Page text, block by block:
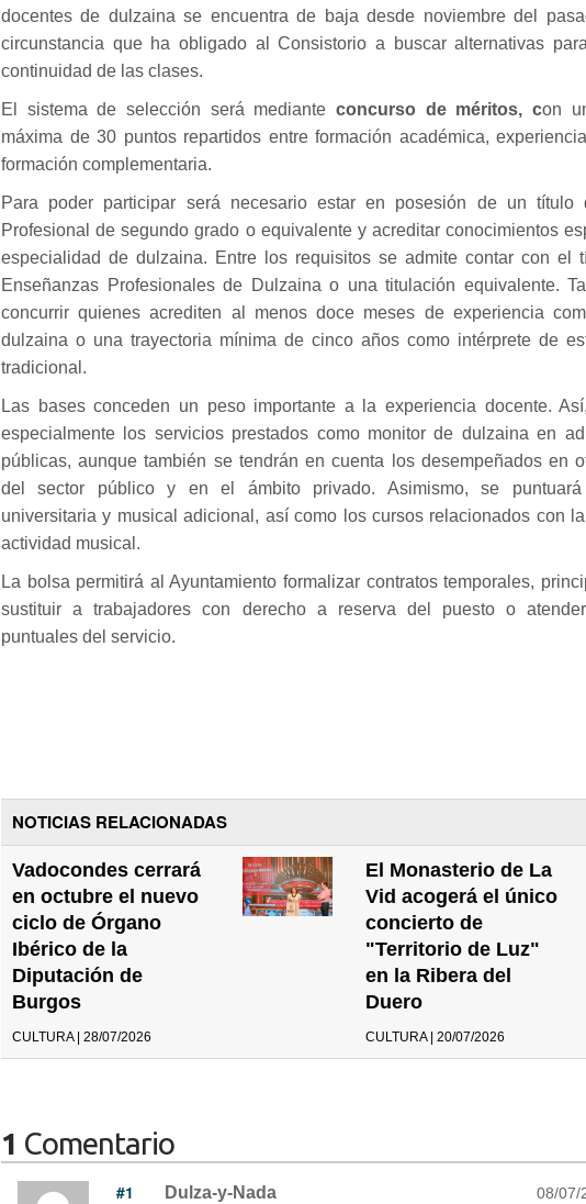
docentes de dulzaina se encuentra de baja desde noviembre del
circunstancia que ha obligado al Consistorio a buscar alternativas
continuidad de las clases.
El sistema de selección será medianteconcurso de méritos, con
máxima de 30 puntos repartidos entre formación académica,
formación complementaria.
Para poder participar será necesario estar en posesión de un título
Profesional de segundo grado o equivalente y acreditar conocimientos
especialidad de dulzaina. Entre los requisitos se admite contar con el
Enseñanzas Profesionales de Dulzaina o una titulación equivalente.
concurrir quienes acrediten al menos doce meses de experiencia
dulzaina o una trayectoria mínima de cinco años como intérprete de
tradicional.
Las bases conceden un peso importante a la experiencia docente.
especialmente los servicios prestados como monitor de dulzaina en
públicas, aunque también se tendrán en cuenta los desempeñados en
del sector público y en el ámbito privado. Asimismo, se
universitaria y musical adicional, así como los cursos relacionados con
actividad musical.
La bolsa permitirá al Ayuntamiento formalizar contratos temporales,
sustituir a trabajadores con derecho a reserva del puesto o
puntuales del servicio.
NOTICIAS RELACIONADAS
Vadocondes cerrará
en octubre el nuevo
ciclo de Órgano
Ibérico de la
Diputación de
Burgos
CULTURA | 28/07/2026
El Monasterio de La
Vid acogerá el único
concierto de
"Territorio de Luz"
en la Ribera del
Duero
CULTURA | 20/07/2026
1 Comentario
#1 Dulza-y-Nada 08/07/